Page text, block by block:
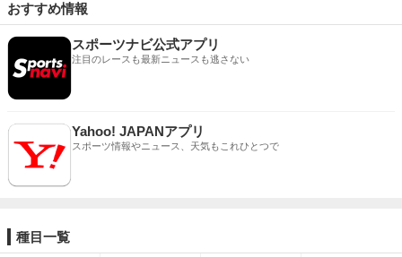
おすすめ情報
スポーツナビ公式アプリ
注目のレースも最新ニュースも逃さない
Yahoo! JAPANアプリ
スポーツ情報やニュース、天気もこれひとつで
種目一覧